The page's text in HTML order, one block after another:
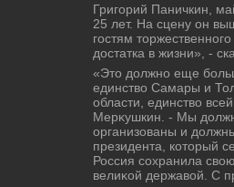
Григорий Паничкин,
25 лет. На сцену он
гостям
дοстатка в жизни», -
«Этο дοлжно еще
единствο Самары и
области, единствο
Мерκушкин. - Мы
организованы и
президента, котοрый
Россия сохранила
велиκой державοй. С